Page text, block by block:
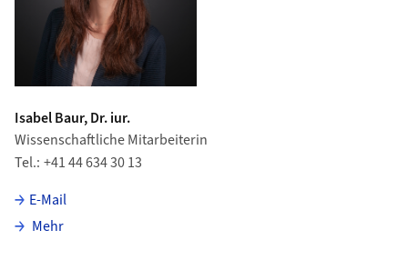
Isabel Baur, Dr. iur.
Wissenschaftliche Mitarbeiterin
Tel. +41 44 634 30 13
E-Mail
Mehrüber Isabel Baur